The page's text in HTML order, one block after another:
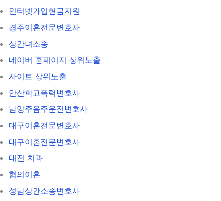
인터넷가입현금지원
경주이혼전문변호사
상간녀소송
네이버 홈페이지 상위노출
사이트 상위노출
안산학교폭력변호사
남양주음주운전변호사
대구이혼전문변호사
대구이혼전문변호사
대전 치과
협의이혼
성남상간소송변호사